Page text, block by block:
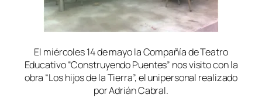
El miércoles 14 de mayo la Compañía de Teatro
Educativo “Construyendo Puentes” nos visito con la
obra “Los hijos de la Tierra”, el unipersonal realizado
por Adrián Cabral.